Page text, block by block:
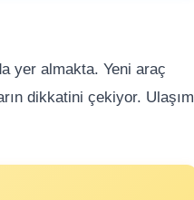
yer almakta. Yeni araç
dikkatini çekiyor. Ulaşım